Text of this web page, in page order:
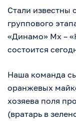
Стали известны
группового
«Динамо» Мх –
состоится
Наша команда
оранжевых
хозяева поля
(вратарь в